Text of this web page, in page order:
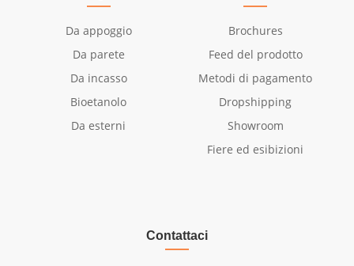
Da appoggio
Da parete
Da incasso
Bioetanolo
Da esterni
Brochures
Feed del prodotto
Metodi di pagamento
Dropshipping
Showroom
Fiere ed esibizioni
Contattaci